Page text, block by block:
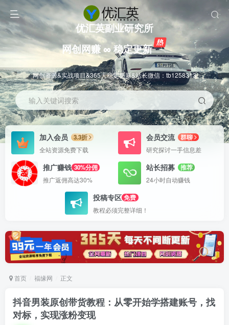
优汇英副业研究所
网创网赚 ∞ 稳定更新
网创资源&实战项目&365天稳定更新&站长微信：tb1258313
输入关键词搜索
加入会员
3.3折
全站资源免费下载
会员交流
群聊
研究探讨一手信息差
推广赚钱 30%分佣
推广返佣高达30%
站长招募
推荐
24小时自动赚钱
投稿专区 免费
教程必须完整详细！
首页 福缘网 正文
抖音男装原创带货教程：从零开始学搭建账号，找
对标，实现涨粉变现